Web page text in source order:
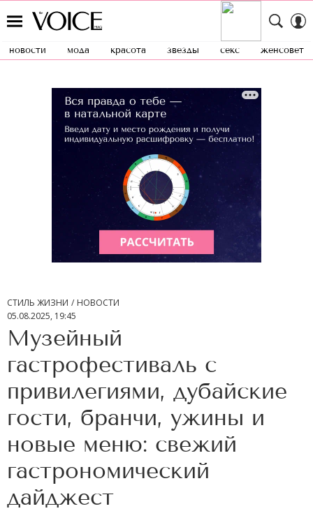
новости мода красота звезды секс женсовет
СТИЛЬ ЖИЗНИ
НОВОСТИ
05.08.2025, 19:45
Музейный
гастрофестиваль с
привилегиями, дубайские
гости, бранчи, ужины и
новые меню: свежий
гастрономический
дайджест